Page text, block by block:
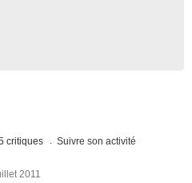
critiques Suivre son activité
2011